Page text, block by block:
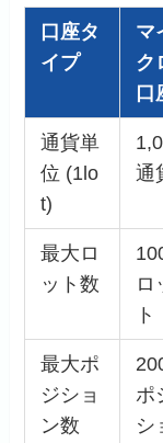
口座タ
イプ
マ
ク
口
通貨単
位 (1lo
t)
通
最大ロ
ット数
ロ
ト
最大ポ
ジショ
ン数
ポ
シ